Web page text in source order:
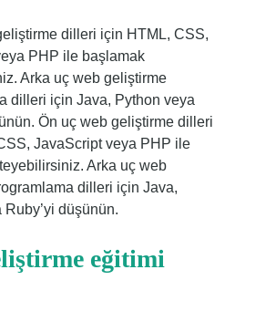
dilleri için HTML, CSS,
PHP ile başlamak
Arka uç web geliştirme
dilleri için Java, Python veya
Ön uç web geliştirme dilleri
JavaScript veya PHP ile
Arka uç web
dilleri için Java,
Ruby’yi düşünün.
eğitimi